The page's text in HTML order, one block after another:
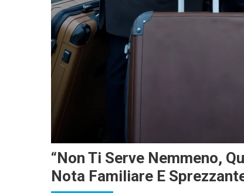
“Non Ti Serve Nemmeno,
Nota Familiare E